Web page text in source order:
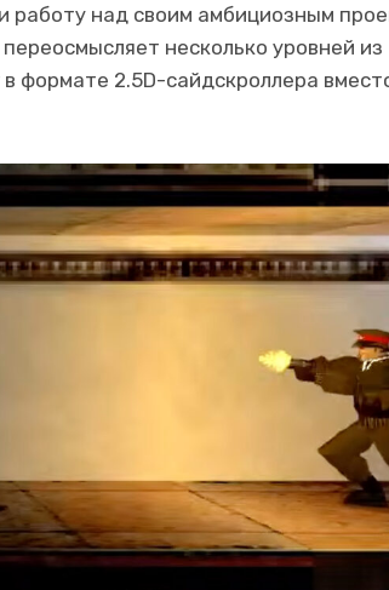
работу над своим амбициозным
несколько уровней из
в формате 2.5D-сайдскроллера